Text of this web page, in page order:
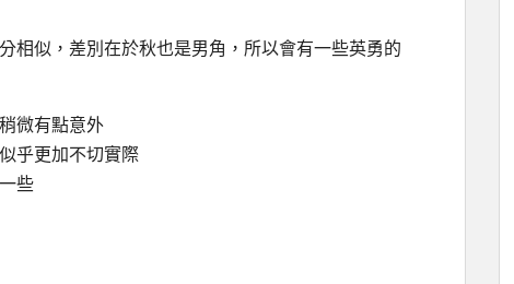
相似，差別在於秋也是男角，所以會有一些英勇的
微有點意外
乎更加不切實際
些